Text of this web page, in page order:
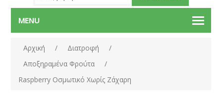
MENU
Αρχική / Διατροφή
/
Αποξηραμένα Φρούτα
/
Raspberry Οσμωτικό Χωρίς Ζάχαρη